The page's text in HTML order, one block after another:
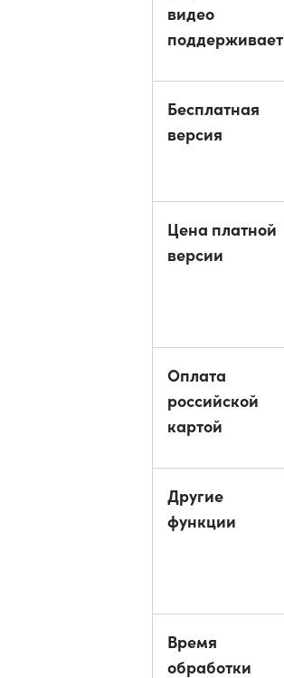
видео
поддерживает
Бесплатная
версия
Цена платной
версии
Оплата
российской
картой
Другие
функции
Время
обработки